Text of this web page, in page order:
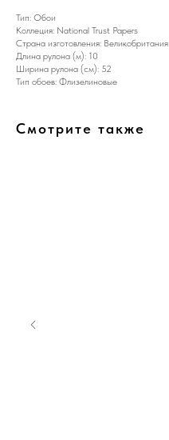
Тип: Обои
Коллеция: National Trust Papers
Страна изготовления: Великобритания
Длина рулона (м): 10
Ширина рулона (см): 52
Тип обоев: Флизелиновые
Смотрите также